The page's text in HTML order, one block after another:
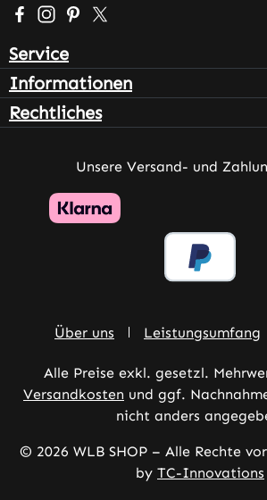
Besuche uns auf Facebook – öffnet
Schau auf Instagram vorbei –
Lass dich auf Pinterest
Folge uns auf X – öffnet
Service
Informationen
Rechtliches
Unsere Versand- und
Über uns Leistungsumfang
Alle Preise exkl. gesetzl.
Versandkosten und ggf.
nicht anders
© 2026 WLB SHOP – Alle Rechte
by TC-Innovations